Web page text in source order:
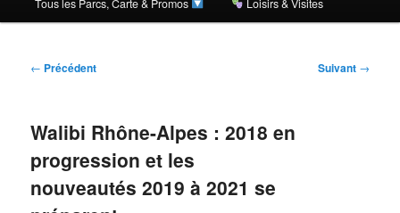
Tous les Parcs, Carte & Promos Loisirs & Visites
Navigation
← Précédent Suivant →
Walibi Rhône-Alpes : 2018 en
progression et les
nouveautés 2019 à 2021 se